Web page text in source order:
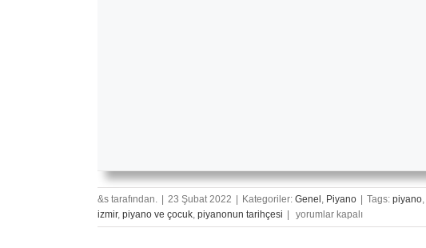
&s tarafından. 23 Şubat 2022 Kategoriler: Genel , Piyano Tags: piyano,
izmir, piyano ve çocuk, piyanonun tarihçesi
Piyanoda
Sol
yorumlar kapalı